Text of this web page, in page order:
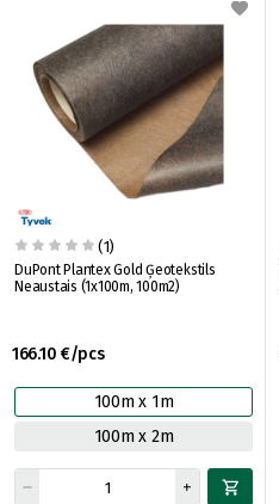
(1)
DuPont Plantex Gold Ģeotekstils
Neaustais (1x100m, 100m2)
166.10 €/pcs
100m x 1m
100m x 2m